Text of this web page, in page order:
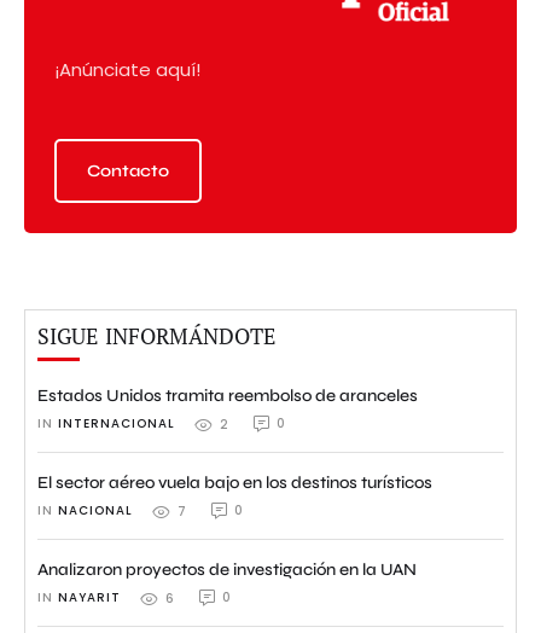
¡Anúnciate aquí!
Contacto
SIGUE INFORMÁNDOTE
Estados Unidos tramita reembolso de aranceles
IN INTERNACIONAL 2 0
El sector aéreo vuela bajo en los destinos turísticos
IN NACIONAL 7 0
Analizaron proyectos de investigación en la UAN
IN NAYARIT 6 0